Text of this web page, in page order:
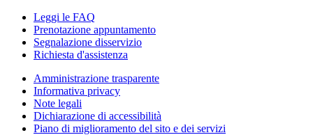
Leggi le FAQ
Prenotazione appuntamento
Segnalazione disservizio
Richiesta d'assistenza
Amministrazione trasparente
Informativa privacy
Note legali
Dichiarazione di accessibilità
Piano di miglioramento del sito e dei servizi